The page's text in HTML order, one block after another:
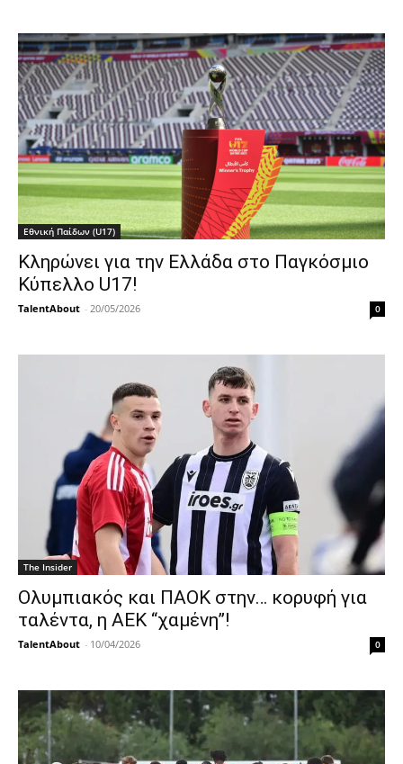
Εθνική Παίδων (U17)
Κληρώνει για την Ελλάδα στο Παγκόσμιο
Κύπελλο U17!
TalentAbout - 20/05/2026 0
The Insider
Ολυμπιακός και ΠΑΟΚ στην… κορυφή για
ταλέντα, η ΑΕΚ “χαμένη”!
TalentAbout - 10/04/2026 0